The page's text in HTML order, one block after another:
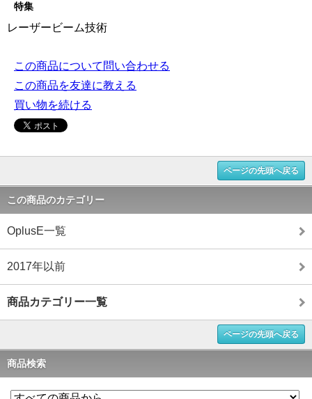
特集
レーザービーム技術
この商品について問い合わせる
この商品を友達に教える
買い物を続ける
ページの先頭へ戻る
この商品のカテゴリー
OplusE一覧
2017年以前
商品カテゴリー一覧
ページの先頭へ戻る
商品検索